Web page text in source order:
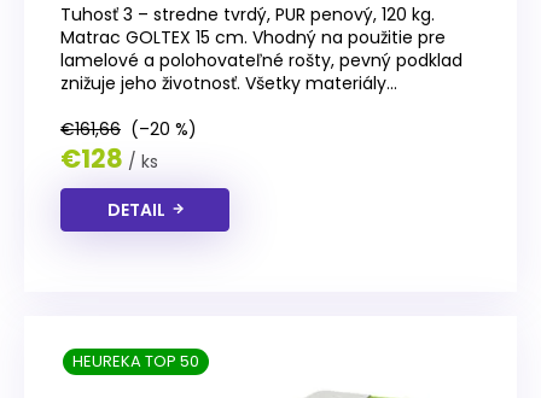
Tuhosť 3 – stredne tvrdý, PUR penový, 120 kg.
Matrac GOLTEX 15 cm. Vhodný na použitie pre
lamelové a polohovateľné rošty, pevný podklad
znižuje jeho životnosť. Všetky materiály...
€161,66 (–20 %)
€128 / ks
DETAIL
HEUREKA TOP 50